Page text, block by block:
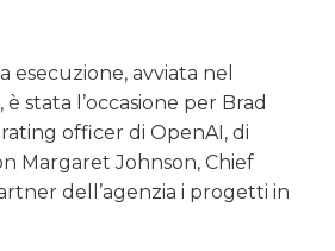
esecuzione, avviata nel
stata l’occasione per Brad
officer di OpenAI, di
Margaret Johnson, Chief
dell’agenzia i progetti in